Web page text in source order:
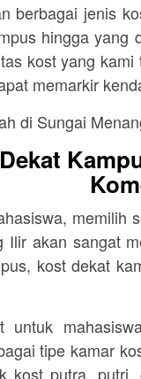
berbagai jenis
hingga yang
kost yang
memarkir
memilih
Ilir akan sangat
kost dekat
untuk
tipe kamar
kost putra, putri,